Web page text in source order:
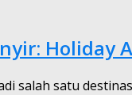
Holiday
salah satu